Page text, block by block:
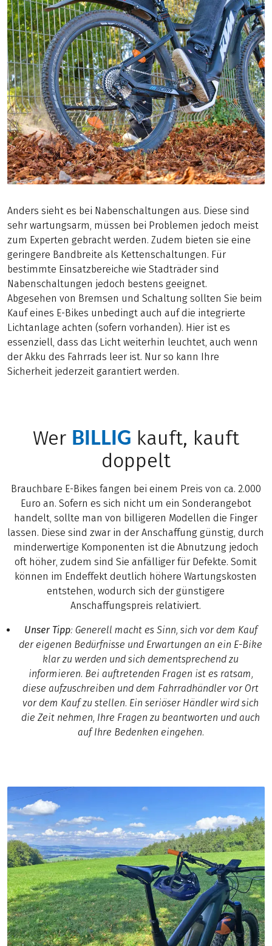
Anders sieht es bei Nabenschaltungen aus. Diese sind
sehr wartungsarm, müssen bei Problemen jedoch meist
zum Experten gebracht werden. Zudem bieten sie eine
geringere Bandbreite als Kettenschaltungen. Für
bestimmte Einsatzbereiche wie Stadträder sind
Nabenschaltungen jedoch bestens geeignet.
Abgesehen von Bremsen und Schaltung sollten Sie beim
Kauf eines E-Bikes unbedingt auch auf die integrierte
Lichtanlage achten (sofern vorhanden). Hier ist es
essenziell, dass das Licht weiterhin leuchtet, auch wenn
der Akku des Fahrrads leer ist. Nur so kann Ihre
Sicherheit jederzeit garantiert werden.
Wer BILLIG kauft, kauft
doppelt
Brauchbare E-Bikes fangen bei einem Preis von ca. 2.000
Euro an. Sofern es sich nicht um ein Sonderangebot
handelt, sollte man von billigeren Modellen die Finger
lassen. Diese sind zwar in der Anschaffung günstig, durch
minderwertige Komponenten ist die Abnutzung jedoch
oft höher, zudem sind Sie anfälliger für Defekte. Somit
können im Endeffekt deutlich höhere Wartungskosten
entstehen, wodurch sich der günstigere
Anschaffungspreis relativiert.
Unser Tipp: Generell macht es Sinn, sich vor dem Kauf
der eigenen Bedürfnisse und Erwartungen an ein E-Bike
klar zu werden und sich dementsprechend zu
informieren. Bei auftretenden Fragen ist es ratsam,
diese aufzuschreiben und dem Fahrradhändler vor Ort
vor dem Kauf zu stellen. Ein seriöser Händler wird sich
die Zeit nehmen, Ihre Fragen zu beantworten und auch
auf Ihre Bedenken eingehen.